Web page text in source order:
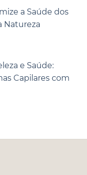
a Saúde dos
Natureza
e Saúde:
Capilares com